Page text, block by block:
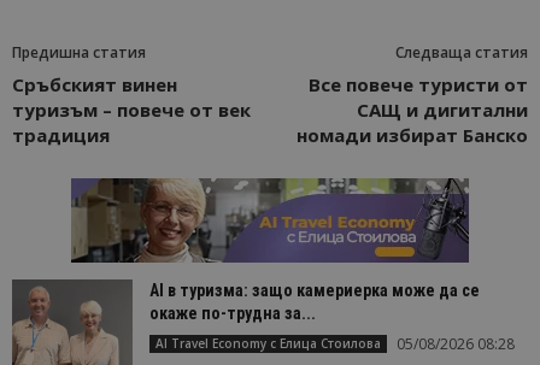
Предишна статия
Сръбският винен
туризъм – повече от век
традиция
Следваща статия
Все повече туристи от
САЩ и дигитални
номади избират Банско
AI в туризма: защо камериерка може да се
окаже по-трудна за...
AI Travel Economy с Елица Стоилова 05/08/2026 08:28